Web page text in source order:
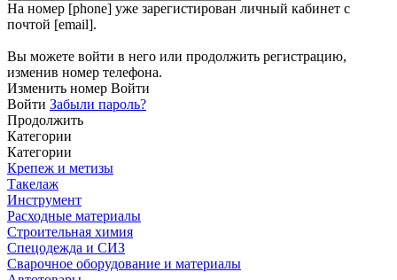
На номер [phone] уже зарегистирован личный кабинет с
почтой [email].
Вы можете войти в него или продолжить регистрацию,
изменив номер телефона.
Изменить номер Войти
Войти Забыли пароль?
Продолжить
Категории
Категории
Крепеж и метизы
Такелаж
Инструмент
Расходные материалы
Строительная химия
Спецодежда и СИЗ
Сварочное оборудование и материалы